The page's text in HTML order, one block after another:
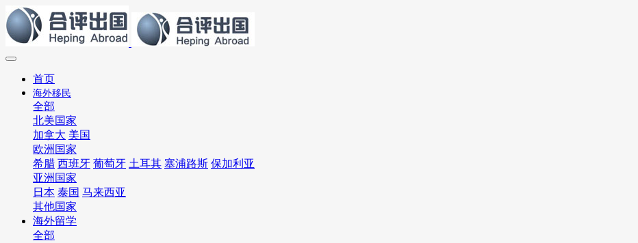
首页
海外移民
全部
北美国家
加拿大 美国
欧洲国家
希腊 西班牙 葡萄牙 土耳其 塞浦路斯 保加利亚
亚洲国家
日本 泰国 马来西亚
其他国家
海外留学
全部